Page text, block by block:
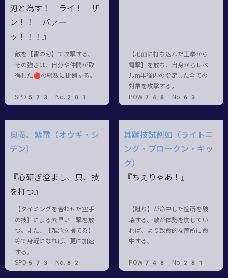
刃と為す！ ライ！ ザ
ン！！ バァー
ッ！！！』
敵を【雷の刃】で攻撃する。
その強さは、自分や仲間が取
得した🔴の総数に比例する。
SPD573 No.201
【地面に打ち込んだ正拳から
電撃】を放ち、自身からレベ
ルm半径内の指定した全ての
対象を攻撃する。
POW748 No.63
奥義、紫電（オウギ・シ
デン）
『心研ぎ澄まし、只、技
を打つ』
【タイミングを合わせた空手
の技】による素早い一撃を放
つ。また、【雑念を捨てる】
等で身軽になれば、更に加速
する。
SPD573 No.82
其蹴技試割如（ライトニ
ング・ブロークン・キッ
ク）
『ちぇりゃあ！』
【蹴り】が命中した箇所を破
壊する。敵が体勢を崩してい
れば、より致命的な箇所に命
中する。
POW748 No.281